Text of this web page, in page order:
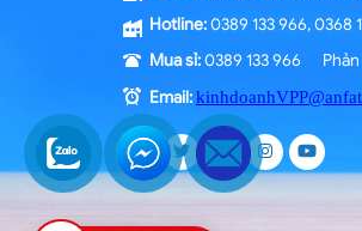
Hotline:0389 133 966, 0368
Mua sỉ:0389 133 966 Phản
Email: